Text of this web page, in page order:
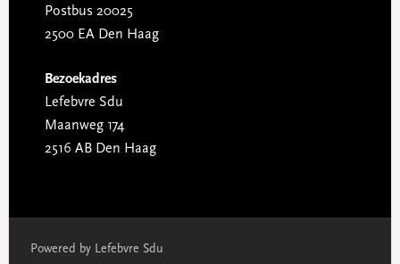
Postbus 20025
2500 EA Den Haag
Bezoekadres
Lefebvre Sdu
Maanweg 174
2516 AB Den Haag
Powered by Lefebvre Sdu